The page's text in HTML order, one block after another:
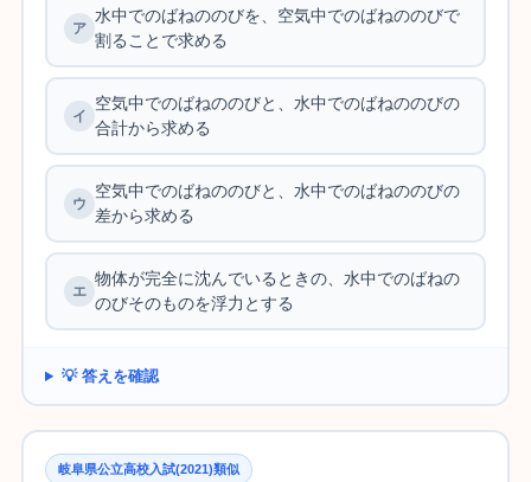
水中でのばねののびを、空気中でのばねののびで
割ることで求める
空気中でのばねののびと、水中でのばねののびの
合計から求める
空気中でのばねののびと、水中でのばねののびの
差から求める
物体が完全に沈んでいるときの、水中でのばねの
のびそのものを浮力とする
💡 答えを確認
岐阜県公立高校入試(2021)類似